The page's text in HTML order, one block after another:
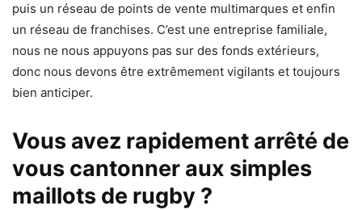
puis un réseau de points de vente multimarques et enfin
un réseau de franchises. C’est une entreprise familiale,
nous ne nous appuyons pas sur des fonds extérieurs,
donc nous devons être extrêmement vigilants et toujours
bien anticiper.
Vous avez rapidement arrêté de
vous cantonner aux simples
maillots de rugby ?